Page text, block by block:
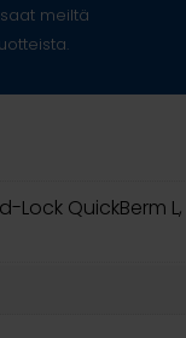
meiltä
Lock QuickBerm L,